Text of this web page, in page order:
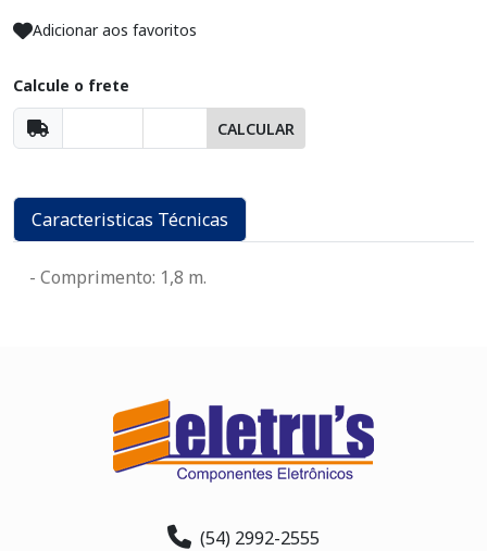
Adicionar aos favoritos
Calcule o frete
CALCULAR
Caracteristicas Técnicas
- Comprimento: 1,8 m.
(54) 2992-2555